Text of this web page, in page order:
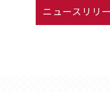
ニュースリリ